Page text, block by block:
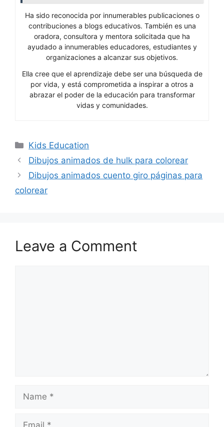
Ha sido reconocida por innumerables publicaciones o
contribuciones a blogs educativos. También es una
oradora, consultora y mentora solicitada que ha
ayudado a innumerables educadores, estudiantes y
organizaciones a alcanzar sus objetivos.
Ella cree que el aprendizaje debe ser una búsqueda de
por vida, y está comprometida a inspirar a otros a
abrazar el poder de la educación para transformar
vidas y comunidades.
Categories
Kids Education
Dibujos animados de hulk para colorear
Dibujos animados cuento giro páginas para
colorear
Leave a Comment